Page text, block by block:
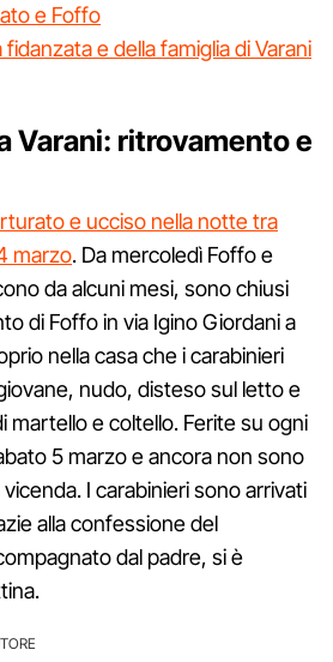
e Foffo
e della famiglia di Varani
Varani: ritrovamento e
e ucciso nella notte tra
marzo. Da mercoledì Foffo e
da alcuni mesi, sono chiusi
di Foffo in via Igino Giordani a
nella casa che i carabinieri
nudo, disteso sul letto e
martello e coltello. Ferite su ogni
5 marzo e ancora non sono
I carabinieri sono arrivati
alla confessione del
dal padre, si è